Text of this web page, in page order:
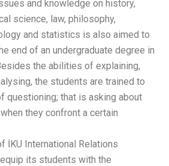
limited to these issues
economics, political
sociology, psychology
be generated at the end
the department. Besides
comparing and analysing,
attain the ability of
‘how’s and ‘why’s when
The primary aim of İKU
Department is to equip